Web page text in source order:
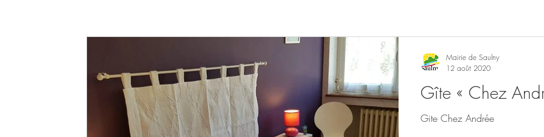
Gîte « Chez
Gite Chez Andrée
Mairie de Saulny
12 août 2020